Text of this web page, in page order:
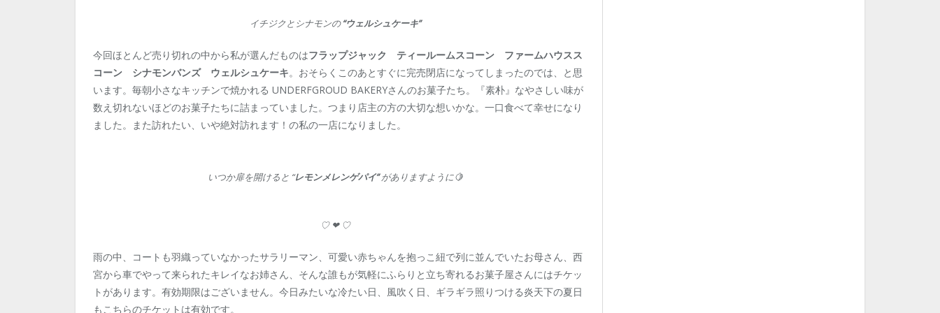
イチジクとシナモンの“ウェルシュケーキ”
今回ほとんど売り切れの中から私が選んだものはフラップジャック ティールームスコーン ファームハウスス
コーン シナモンバンズ ウェルシュケーキ。おそらくこのあとすぐに完売閉店になってしまったのでは、と思
います。毎朝小さなキッチンで焼かれる UNDERFGROUD BAKERYさんのお菓子たち。『素朴』なやさしい味が
数え切れないほどのお菓子たちに詰まっていました。つまり店主の方の大切な想いかな。一口食べて幸せになり
ました。また訪れたい、いや絶対訪れます！の私の一店になりました。
いつか扉を開けると “レモンメレンゲパイ”がありますように🍋
♡ ❤︎ ♡
雨の中、コートも羽織っていなかったサラリーマン、可愛い赤ちゃんを抱っこ紐で列に並んでいたお母さん、西
宮から車でやって来られたキレイなお姉さん、そんな誰もが気軽にふらりと立ち寄れるお菓子屋さんにはチケッ
トがあります。有効期限はございません。今日みたいな冷たい日、風吹く日、ギラギラ照りつける炎天下の夏日
もこちらのチケットは有効です。